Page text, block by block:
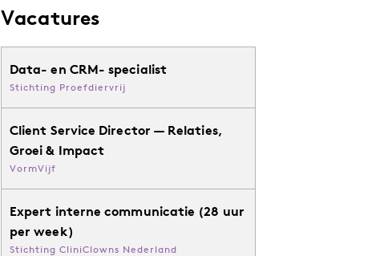
Vacatures
Data- en CRM- specialist
Stichting Proefdiervrij
Client Service Director — Relaties,
Groei & Impact
VormVijf
Expert interne communicatie (28 uur
per week)
Stichting CliniClowns Nederland